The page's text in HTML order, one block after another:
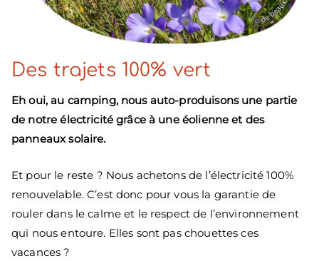
Des trajets 100% vert
Eh oui, au camping, nous auto-produisons une partie
de notre électricité grâce à une éolienne et des
panneaux solaire.
Et pour le reste ? Nous achetons de l’électricité 100%
renouvelable. C’est donc pour vous la garantie de
rouler dans le calme et le respect de l’environnement
qui nous entoure. Elles sont pas chouettes ces
vacances ?